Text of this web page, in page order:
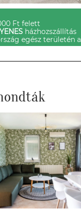
Ft felett
házhozszállítás
egész területén a